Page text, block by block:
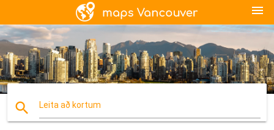
menu
search Leita að kortum